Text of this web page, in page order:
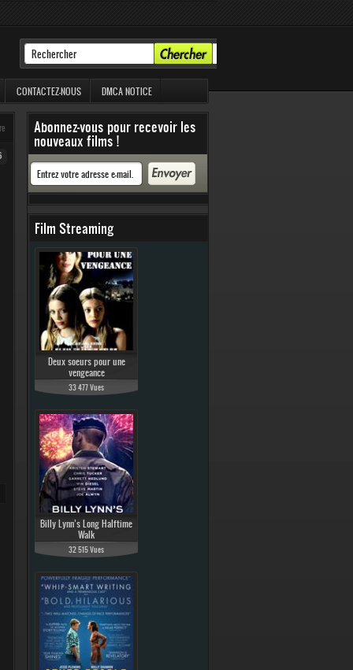
CONTACTEZ-NOUS DMCA NOTICE
Abonnez-vous pour recevoir les
nouveaux films !
Film Streaming
Deux soeurs pour une
vengeance
33 477 Vues
Billy Lynn’s Long Halftime
Walk
32 515 Vues